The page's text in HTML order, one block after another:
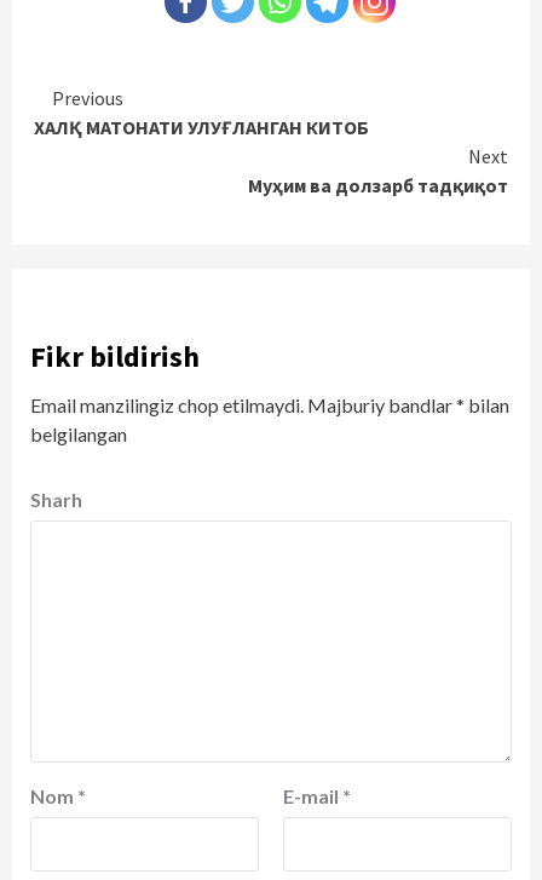
Continue
Reading
Previous
ХАЛҚ МАТОНАТИ УЛУҒЛАНГАН КИТОБ
Next
Муҳим ва долзарб тадқиқот
Fikr bildirish
Email manzilingiz chop etilmaydi. Majburiy bandlar* bilan
belgilangan
Sharh
Nom * E-mail *